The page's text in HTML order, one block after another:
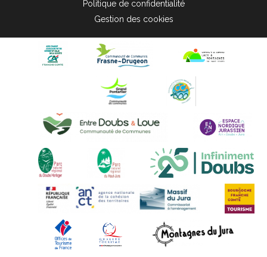
Politique de confidentialité
Gestion des cookies